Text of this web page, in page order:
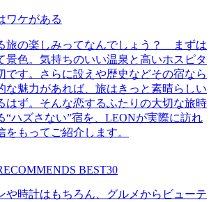
ワケがある
旅の楽しみってなんでしょう？ まずは
景色。気持ちのいい温泉と高いホスピタ
です。さらに設えや歴史などその宿なら
な魅力があれば、旅はきっと素晴らしい
はず。そんな恋するふたりの大切な旅時
“ハズさない”宿を、LEONが実際に訪れ
をもってご紹介します。
BEST30
や時計はもちろん、グルメからビューテ